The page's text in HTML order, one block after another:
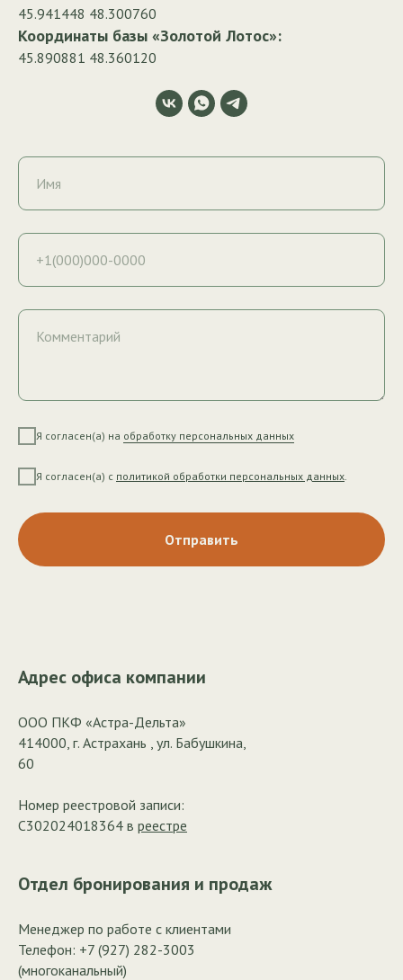
45.941448 48.300760
Координаты базы «Золотой Лотос»:
45.890881 48.360120
Имя
+1(000)000-0000
Комментарий
Я согласен(а) на обработку персональных данных
Я согласен(а) с политикой обработки персональных данных
Отправить
Адрес офиса компании
ООО ПКФ «Астра-Дельта»
414000, г. Астрахань , ул. Бабушкина,
60
Номер реестровой записи:
С302024018364 в реестре
Отдел бронирования и продаж
Менеджер по работе с клиентами
Телефон: +7 (927) 282-3003
(многоканальный)